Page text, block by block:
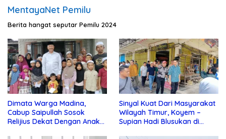
MentayaNet Pemilu
Berita hangat seputar Pemilu 2024
Dimata Warga Madina,
Cabup Saipullah Sosok
Relijius Dekat Dengan Anak
Sinyal Kuat Dari Masyarakat
Wilayah Timur, Koyem –
Supian Hadi Blusukan di